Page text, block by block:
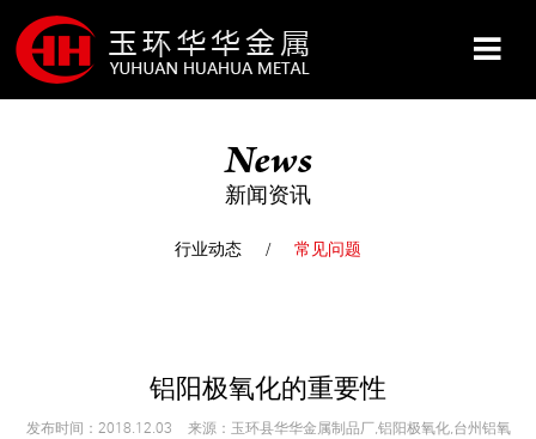
关于我们
服务&保障
News
新闻资讯
行业动态 常见问题
铝阳极氧化的重要性
发布时间：2018.12.03
来源：玉环县华华金属制品厂,铝阳极氧化,台州铝氧